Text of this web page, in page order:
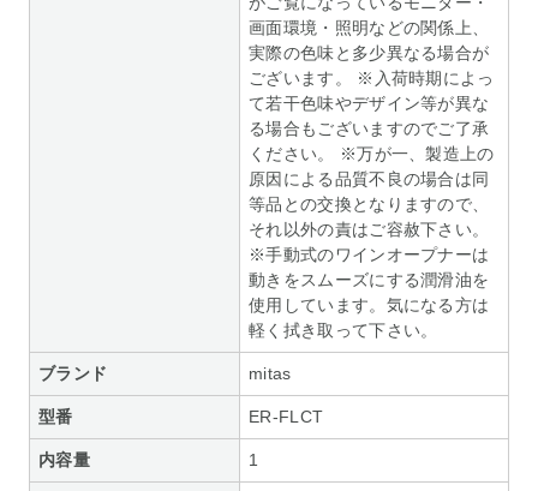
画面環境・照明などの関係上、
実際の色味と多少異なる場合が
ございます。 ※入荷時期によっ
て若干色味やデザイン等が異な
る場合もございますのでご了承
ください。 ※万が一、製造上の
原因による品質不良の場合は同
等品との交換となりますので、
それ以外の責はご容赦下さい。
※手動式のワインオープナーは
動きをスムーズにする潤滑油を
使用しています。気になる方は
軽く拭き取って下さい。
ブランド mitas
型番 ER-FLCT
内容量 1